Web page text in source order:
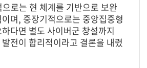
로는 현 체계를 기반으로 보완
며, 중장기적으로는 중앙집중형
다면 별도 사이버군 창설까지
전이 합리적이라고 결론을 내렸